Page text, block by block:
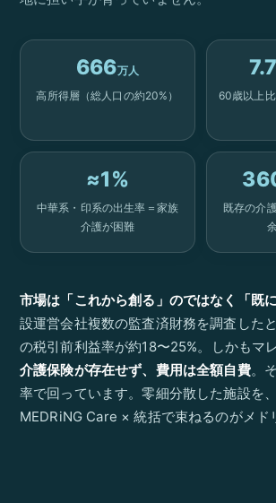
666万人
高所得層（総人口の約20%）
60歳以上
≈1%
中華系・印系の出生率＝家族
介護が困難
既存の介
市場は「これから創る」のではなく「既に
設運営会社複数の監査済財務を調査した
の税引前利益率が約18〜25%。しかもマ
介護保険が存在せず、費用は全額自費。
率で回っています。零細分散した施設を
MEDRiNG Care × 統括で束ねるのがメド